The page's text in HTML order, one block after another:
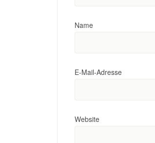
Name
E-Mail-Adresse
Website